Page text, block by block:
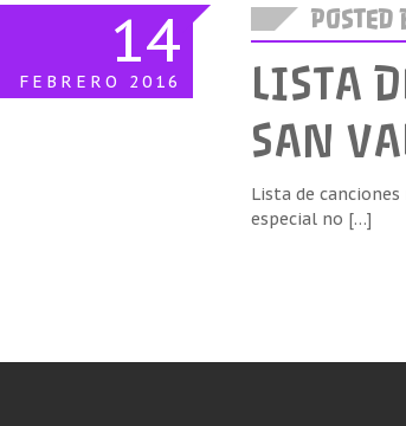
14
FEBRERO 2016
LISTA
SAN
Lista de
especial no […]